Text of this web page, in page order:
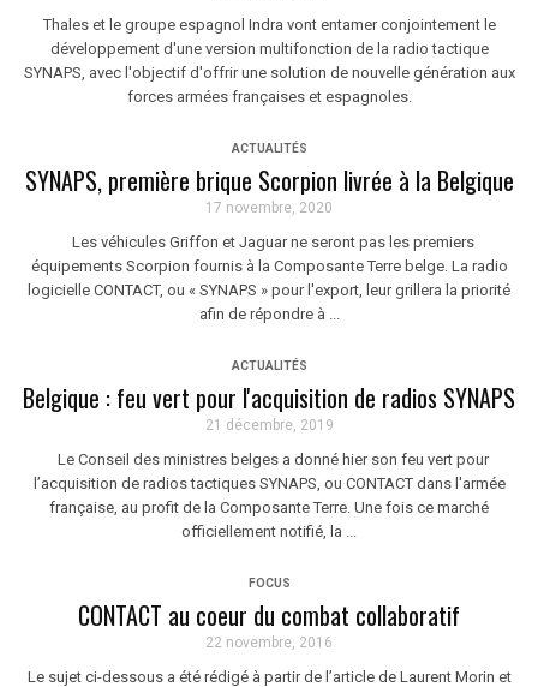
Thales et le groupe espagnol Indra vont entamer conjointement le
développement d'une version multifonction de la radio tactique
SYNAPS, avec l'objectif d'offrir une solution de nouvelle génération aux
forces armées françaises et espagnoles.
ACTUALITÉS
SYNAPS, première brique Scorpion livrée à la Belgique
17 novembre, 2020
Les véhicules Griffon et Jaguar ne seront pas les premiers
équipements Scorpion fournis à la Composante Terre belge. La radio
logicielle CONTACT, ou « SYNAPS » pour l'export, leur grillera la priorité
afin de répondre à ...
ACTUALITÉS
Belgique : feu vert pour l'acquisition de radios SYNAPS
21 décembre, 2019
Le Conseil des ministres belges a donné hier son feu vert pour
l’acquisition de radios tactiques SYNAPS, ou CONTACT dans l'armée
française, au profit de la Composante Terre. Une fois ce marché
officiellement notifié, la ...
FOCUS
CONTACT au coeur du combat collaboratif
22 novembre, 2016
Le sujet ci-dessous a été rédigé à partir de l’article de Laurent Morin et